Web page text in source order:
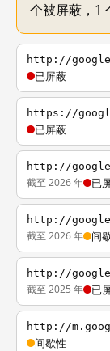
个被屏蔽，1
http://
已屏蔽
https://
已屏蔽
http://
截至 2026 年 已
http://
截至 2026 年 间
http://
截至 2025 年 已
http://
间歇性